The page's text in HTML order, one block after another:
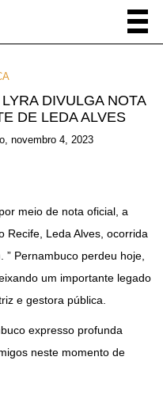
DIVULGA NOTA
DE LEDA ALVES
novembro 4, 2023
meio de nota oficial, a
Recife, Leda Alves, ocorrida
Pernambuco perdeu hoje,
um importante legado
e gestora pública.
expresso profunda
neste momento de